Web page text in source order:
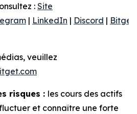
: Site
| LinkedIn | Discord | Bitget
veuillez
risques : les cours des actifs
et connaître une forte